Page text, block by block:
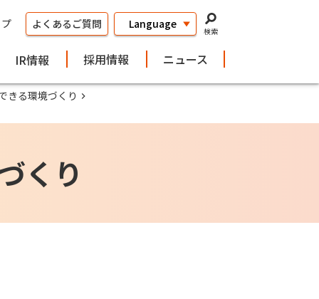
よくあるご質問
検索
IR情報 採用情報 ニュース
きる環境づくり
くり